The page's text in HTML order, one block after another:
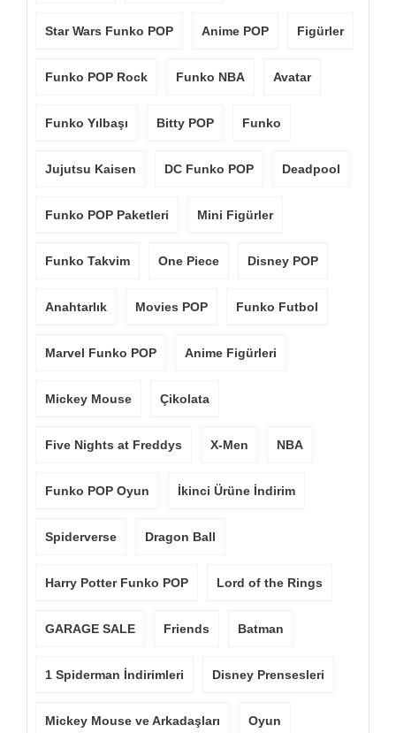
Star Wars Funko POP Anime POP Figürler
Funko POP Rock Funko NBA Avatar
Funko Yılbaşı Bitty POP Funko
Jujutsu Kaisen DC Funko POP Deadpool
Funko POP Paketleri Mini Figürler
Funko Takvim One Piece Disney POP
Anahtarlık Movies POP Funko Futbol
Marvel Funko POP Anime Figürleri
Mickey Mouse Çikolata
Five Nights at Freddys X-Men NBA
Funko POP Oyun İkinci Ürüne İndirim
Spiderverse Dragon Ball
Harry Potter Funko POP Lord of the Rings
GARAGE SALE Friends Batman
1 Spiderman İndirimleri Disney Prensesleri
Mickey Mouse ve Arkadaşları Oyun